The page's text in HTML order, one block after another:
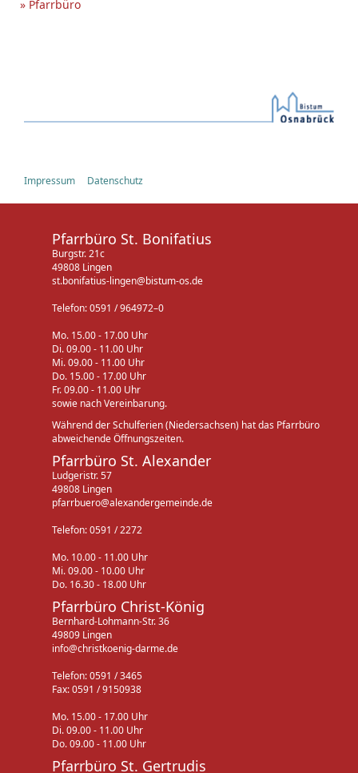
» Pfarrbüro
Impressum Datenschutz
Pfarrbüro St. Bonifatius
Burgstr. 21c
49808 Lingen
st.bonifatius-lingen@bistum-os.de
Telefon: 0591 / 964972–0
Mo. 15.00 - 17.00 Uhr
Di. 09.00 - 11.00 Uhr
Mi. 09.00 - 11.00 Uhr
Do. 15.00 - 17.00 Uhr
Fr. 09.00 - 11.00 Uhr
sowie nach Vereinbarung.
Während der Schulferien (Niedersachsen) hat das Pfarrbüro
abweichende Öffnungszeiten.
Pfarrbüro St. Alexander
Ludgeristr. 57
49808 Lingen
pfarrbuero@alexandergemeinde.de
Telefon: 0591 / 2272
Mo. 10.00 - 11.00 Uhr
Mi. 09.00 - 10.00 Uhr
Do. 16.30 - 18.00 Uhr
Pfarrbüro Christ-König
Bernhard-Lohmann-Str. 36
49809 Lingen
info@christkoenig-darme.de
Telefon: 0591 / 3465
Fax: 0591 / 9150938
Mo. 15.00 - 17.00 Uhr
Di. 09.00 - 11.00 Uhr
Do. 09.00 - 11.00 Uhr
Pfarrbüro St. Gertrudis